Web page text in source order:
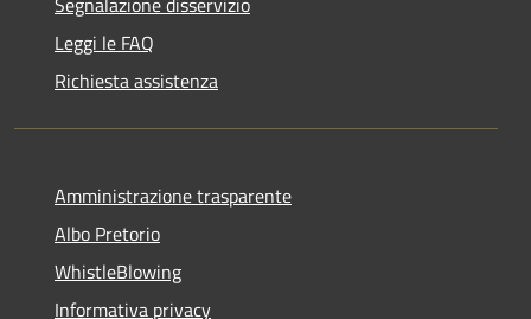
Leggi le FAQ
Richiesta assistenza
Amministrazione trasparente
Albo Pretorio
WhistleBlowing
Informativa privacy